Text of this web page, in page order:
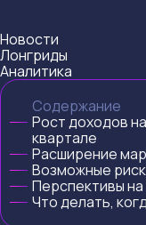
Новости
Лонгриды
Аналитика
Содержание
Рост доходов
квартале
Расширение
Возможные
Перспективы
Что делать,